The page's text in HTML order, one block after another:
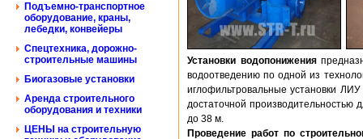
Подъемно-транспортное
оборудование, краны,
лебедки, конвейеры
Спецтехника, дорожно-
строительные машины
Биогазовые установки
Аренда строительного
оборудования и техники
ЦЕНЫ на строительную
Установки водопонижения
водоотведению по одной из
иглофильтровальные установки
достаточной производительностью
до 38 м.
Проведение работ по